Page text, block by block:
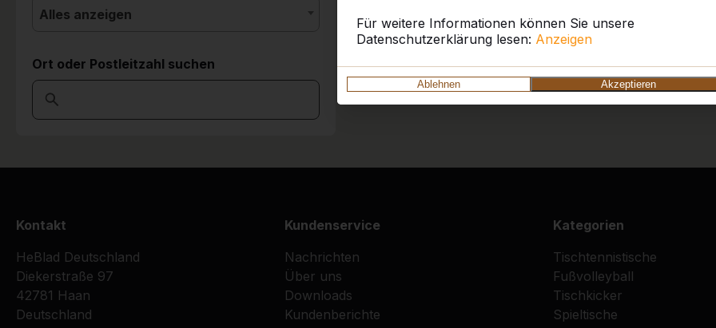
Für weitere Informationen können Sie unsere
Datenschutzerklärung lesen: Anzeigen
Ablehnen Akzeptieren
Alles anzeigen
Ort oder Postleitzahl suchen
Kontakt
HeBlad Deutschland
Diekerstraße 97
42781 Haan
Deutschland
Kundenservice
Nachrichten
Über uns
Downloads
Kundenberichte
Kategorien
Tischtennistische
Fußvolleyball
Tischkicker
Spieltische